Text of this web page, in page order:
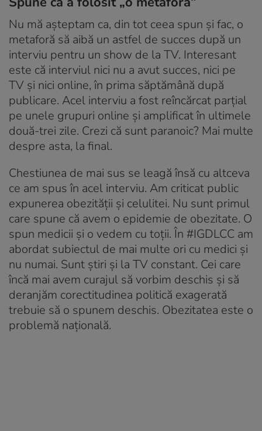
Nu mă așteptam ca, din tot ceea spun și fac, o
metaforă să aibă un astfel de succes după un
interviu pentru un show de la TV. Interesant
este că interviul nici nu a avut succes, nici pe
TV și nici online, în prima săptămână după
publicare. Acel interviu a fost reîncărcat parțial
pe unele grupuri online și amplificat în ultimele
două-trei zile. Crezi că sunt paranoic? Mai multe
despre asta, la final.
Chestiunea de mai sus se leagă însă cu altceva
ce am spus în acel interviu. Am criticat public
expunerea obezității și celulitei. Nu sunt primul
care spune că avem o epidemie de obezitate. O
spun medicii și o vedem cu toții. În #IGDLCC am
abordat subiectul de mai multe ori cu medici și
nu numai. Sunt știri și la TV constant. Cei care
încă mai avem curajul să vorbim deschis și să
deranjăm corectitudinea politică exagerată
trebuie să o spunem deschis. Obezitatea este o
problemă națională.